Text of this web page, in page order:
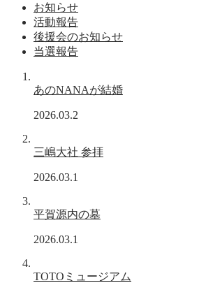
お知らせ
活動報告
後援会のお知らせ
当選報告
あのNANAが結婚
2026.03.2
三嶋大社 参拝
2026.03.1
平賀源内の墓
2026.03.1
TOTOミュージアム